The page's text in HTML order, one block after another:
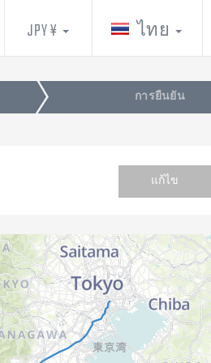
ไทย
JPY ¥
การยืนยัน
แก้ไข